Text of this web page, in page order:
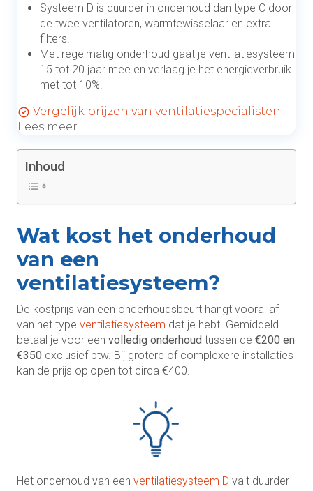
Systeem D is duurder in onderhoud dan type C door
de twee ventilatoren, warmtewisselaar en extra
filters.
Met regelmatig onderhoud gaat je ventilatiesysteem
15 tot 20 jaar mee en verlaag je het energieverbruik
met tot 10%.
Vergelijk prijzen van ventilatiespecialisten
Lees meer
Inhoud
Wat kost het onderhoud
van een
ventilatiesysteem?
De kostprijs van een onderhoudsbeurt hangt vooral af
van het type ventilatiesysteem dat je hebt. Gemiddeld
betaal je voor een volledig onderhoud tussen de €200 en
€350 exclusief btw. Bij grotere of complexere installaties
kan de prijs oplopen tot circa €400.
Het onderhoud van een ventilatiesysteem D valt duurder